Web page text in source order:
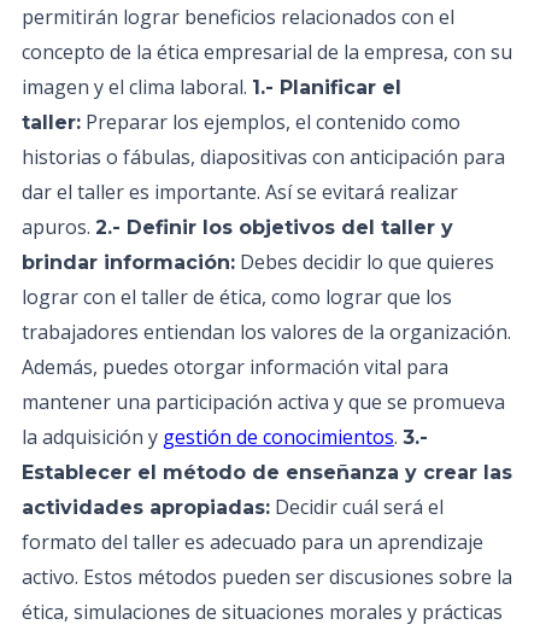
permitirán lograr beneficios relacionados con el
concepto de la ética empresarial de la empresa, con su
imagen y el clima laboral. 1.- Planificar el
taller: Preparar los ejemplos, el contenido como
historias o fábulas, diapositivas con anticipación para
dar el taller es importante. Así se evitará realizar
apuros. 2.- Definir los objetivos del taller y
brindar información: Debes decidir lo que quieres
lograr con el taller de ética, como lograr que los
trabajadores entiendan los valores de la organización.
Además, puedes otorgar información vital para
mantener una participación activa y que se promueva
la adquisición y gestión de conocimientos. 3.-
Establecer el método de enseñanza y crear las
actividades apropiadas: Decidir cuál será el
formato del taller es adecuado para un aprendizaje
activo. Estos métodos pueden ser discusiones sobre la
ética, simulaciones de situaciones morales y prácticas